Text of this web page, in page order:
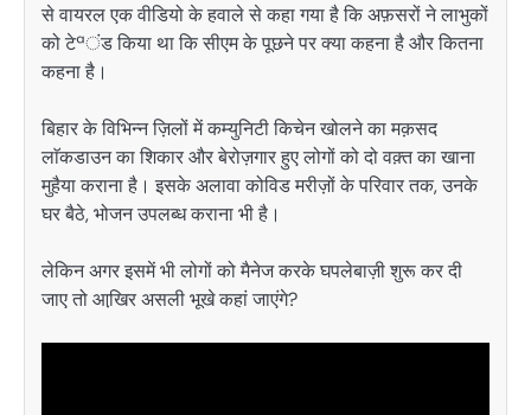
से वायरल एक वीडियो के हवाले से कहा गया है कि अफ़सरों ने लाभुकों
को टेªंड किया था कि सीएम के पूछने पर क्या कहना है और कितना
कहना है।
बिहार के विभिन्न ज़िलों में कम्युनिटी किचेन खोलने का मक़सद
लाॅकडाउन का शिकार और बेरोज़गार हुए लोगों को दो वक़्त का खाना
मुहैया कराना है। इसके अलावा कोविड मरीज़ों के परिवार तक, उनके
घर बैठे, भोजन उपलब्ध कराना भी है।
लेकिन अगर इसमें भी लोगों को मैनेज करके घपलेबाज़ी शुरू कर दी
जाए तो आखि़र असली भूखे कहां जाएंगे?